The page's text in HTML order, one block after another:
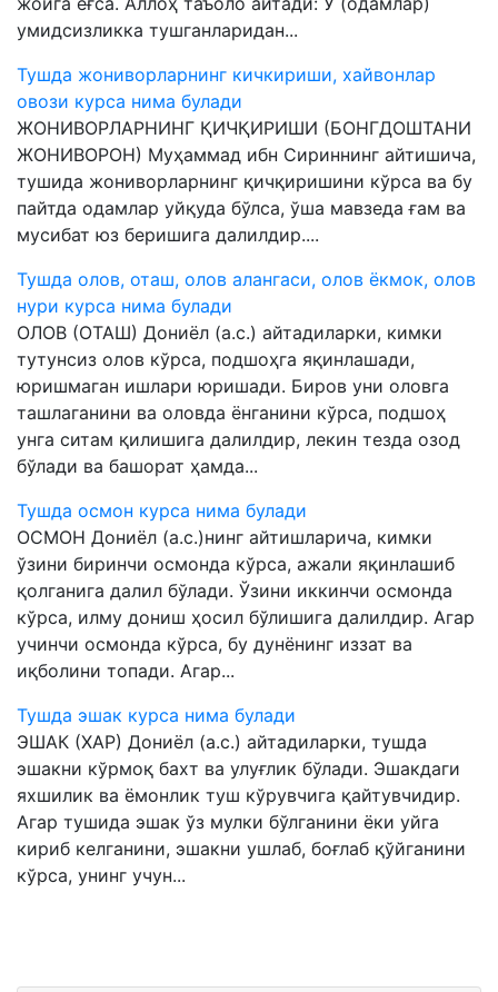
умидсизликка тушганларидан...
Тушда жониворларнинг кичкириши, хайвонлар
овози курса нима булади
ЖОНИВОРЛАРНИНГ ҚИЧҚИРИШИ (БОНГДОШТАНИ
ЖОНИВОРОН) Муҳаммад ибн Сириннинг айтишича,
тушида жониворларнинг қичқиришини кўрса ва бу
пайтда одамлар уйқуда бўлса, ўша мавзеда ғам ва
мусибат юз беришига далилдир....
Тушда олов, оташ, олов алангаси, олов ёкмок, олов
нури курса нима булади
ОЛОВ (ОТАШ) Дониёл (а.с.) айтадиларки, кимки
тутунсиз олов кўрса, подшоҳга яқинлашади,
юришмаган ишлари юришади. Биров уни оловга
ташлаганини ва оловда ёнганини кўрса, подшоҳ
унга ситам қилишига далилдир, лекин тезда озод
бўлади ва башорат ҳамда...
Тушда осмон курса нима булади
ОСМОН Дониёл (а.с.)нинг айтишларича, кимки
ўзини биринчи осмонда кўрса, ажали яқинлашиб
қолганига далил бўлади. Ўзини иккинчи осмонда
кўрса, илму дониш ҳосил бўлишига далилдир. Агар
учинчи осмонда кўрса, бу дунёнинг иззат ва
иқболини топади. Агар...
Тушда эшак курса нима булади
ЭШАК (ХАР) Дониёл (а.с.) айтадиларки, тушда
эшакни кўрмоқ бахт ва улуғлик бўлади. Эшакдаги
яхшилик ва ёмонлик туш кўрувчига қайтувчидир.
Агар тушида эшак ўз мулки бўлганини ёки уйга
кириб келганини, эшакни ушлаб, боғлаб қўйганини
кўрса, унинг учун...